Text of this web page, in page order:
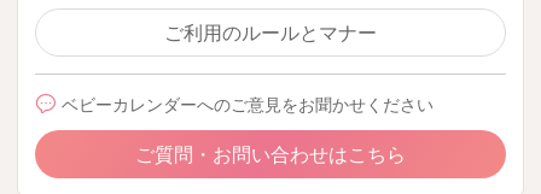
ご利用のルールとマナー
ベビーカレンダーへのご意見をお聞かせください
ご質問・お問い合わせはこちら